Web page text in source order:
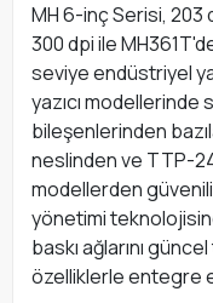
MH 6-inç Serisi, 203
300 dpi ile
seviye endüstriyel
yazıcı modellerinde
bileşenlerinden
neslinden ve TTP-
modellerden
yönetimi
baskı ağlarını
özelliklerle entegre